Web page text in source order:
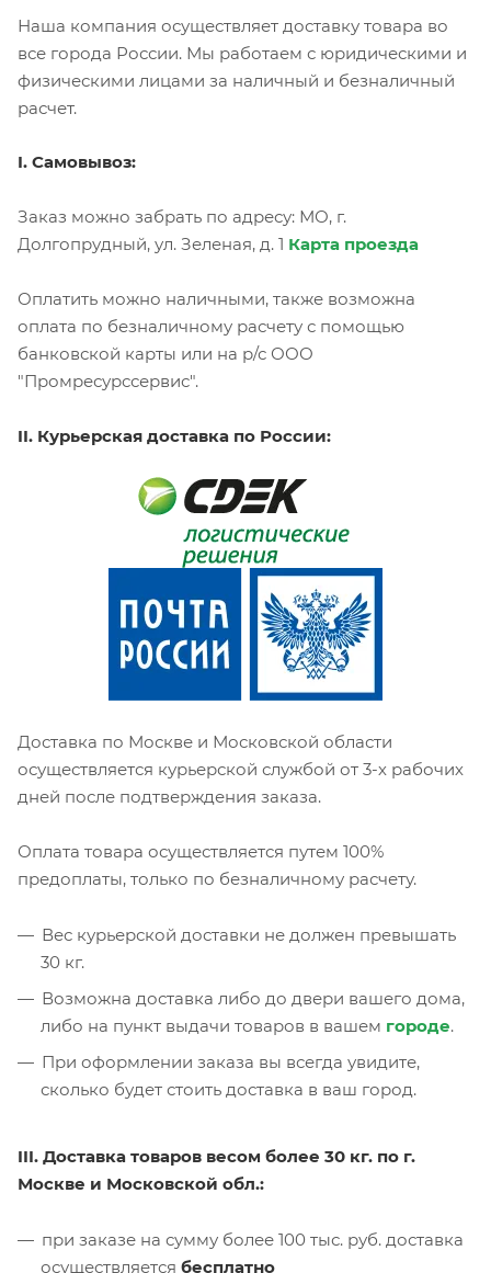
Наша компания осуществляет доставку товара во
все города России. Мы работаем с юридическими и
физическими лицами за наличный и безналичный
расчет.
I. Самовывоз:
Заказ можно забрать по адресу: МО, г.
Долгопрудный, ул. Зеленая, д. 1 Карта проезда
Оплатить можно наличными, также возможна
оплата по безналичному расчету с помощью
банковской карты или на р/с ООО
"Промресурссервис".
II. Курьерская доставка по России:
Доставка по Москве и Московской области
осуществляется курьерской службой от 3-х рабочих
дней после подтверждения заказа.
Оплата товара осуществляется путем 100%
предоплаты, только по безналичному расчету.
Вес курьерской доставки не должен превышать
30 кг.
Возможна доставка либо до двери вашего дома,
либо на пункт выдачи товаров в вашем городе.
При оформлении заказа вы всегда увидите,
сколько будет стоить доставка в ваш город.
III. Доставка товаров весом более 30 кг. по г.
Москве и Московской обл.:
при заказе на сумму более 100 тыс. руб. доставка
осуществляется бесплатно